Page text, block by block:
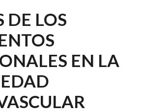
DE LOS
EN LA